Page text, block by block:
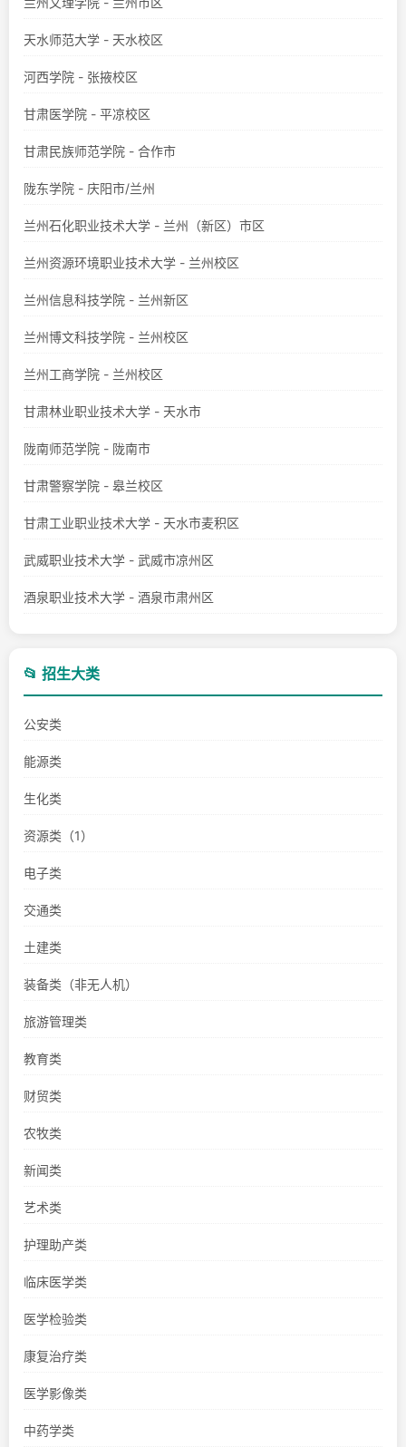
天水师范大学 - 天水校区
河西学院 - 张掖校区
甘肃医学院 - 平凉校区
甘肃民族师范学院 - 合作市
陇东学院 - 庆阳市/兰州
兰州石化职业技术大学 - 兰州（新区）市区
兰州资源环境职业技术大学 - 兰州校区
兰州信息科技学院 - 兰州新区
兰州博文科技学院 - 兰州校区
兰州工商学院 - 兰州校区
甘肃林业职业技术大学 - 天水市
陇南师范学院 - 陇南市
甘肃警察学院 - 皋兰校区
甘肃工业职业技术大学 - 天水市麦积区
武威职业技术大学 - 武威市凉州区
酒泉职业技术大学 - 酒泉市肃州区
📂 招生大类
公安类
能源类
生化类
资源类（1）
电子类
交通类
土建类
装备类（非无人机）
旅游管理类
教育类
财贸类
农牧类
新闻类
艺术类
护理助产类
临床医学类
医学检验类
康复治疗类
医学影像类
中药学类